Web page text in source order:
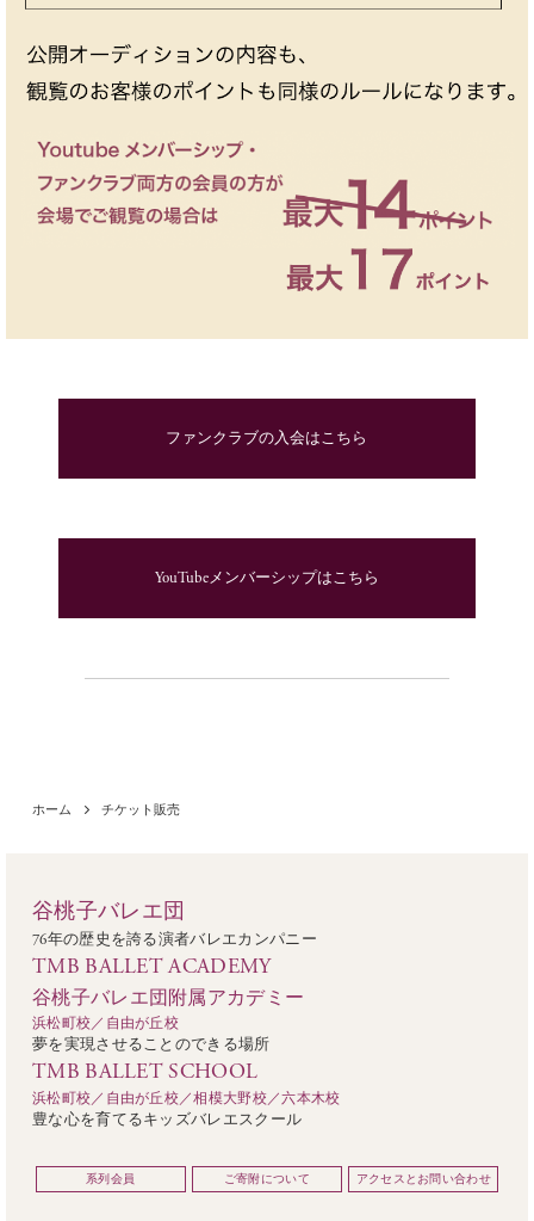
ファンクラブの入会はこちら
YouTubeメンバーシップはこちら
ホーム チケット販売
谷桃子バレエ団
76年の歴史を誇る演者バレエカンパニー
TMB BALLET ACADEMY
谷桃子バレエ団附属アカデミー
浜松町校／自由が丘校
夢を実現させることのできる場所
TMB BALLET SCHOOL
浜松町校／自由が丘校／相模大野校／六本木校
豊な心を育てるキッズバレエスクール
系列会員 ご寄附について アクセスとお問い合わせ